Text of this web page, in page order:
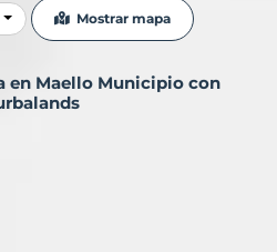
Mostrar mapa
en Maello Municipio con